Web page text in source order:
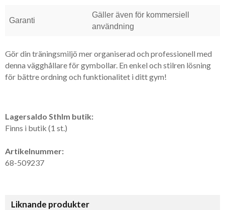
Garanti
Gäller även för kommersiell
användning
​Gör din träningsmiljö mer organiserad och professionell med
denna vägghållare för gymbollar. En enkel och stilren lösning
för bättre ordning och funktionalitet i ditt gym!
Lagersaldo Sthlm butik:
Finns i butik (1 st.)
Artikelnummer:
68-509237
Liknande produkter